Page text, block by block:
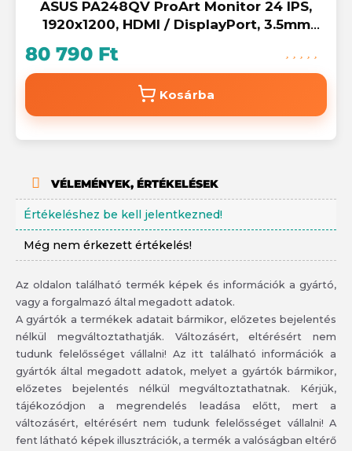
ASUS PA248QV ProArt Monitor 24 IPS,
1920x1200, HDMI / DisplayPort, 3.5mm
80 790 Ft
Kosárba
VÉLEMÉNYEK, ÉRTÉKELÉSEK
Értékeléshez be kell jelentkezned!
Még nem érkezett értékelés!
Az oldalon található termék képek és információk a gyártó,
vagy a forgalmazó által megadott adatok.
A gyártók a termékek adatait bármikor, előzetes bejelentés
nélkül megváltoztathatják. Változásért, eltérésért nem
tudunk felelősséget vállalni! Az itt található információk a
gyártók által megadott adatok, melyet a gyártók bármikor,
előzetes bejelentés nélkül megváltoztathatnak. Kérjük,
tájékozódjon a megrendelés leadása előtt, mert a
változásért, eltérésért nem tudunk felelősséget vállalni! A
fent látható képek illusztrációk, a termék a valóságban eltérő